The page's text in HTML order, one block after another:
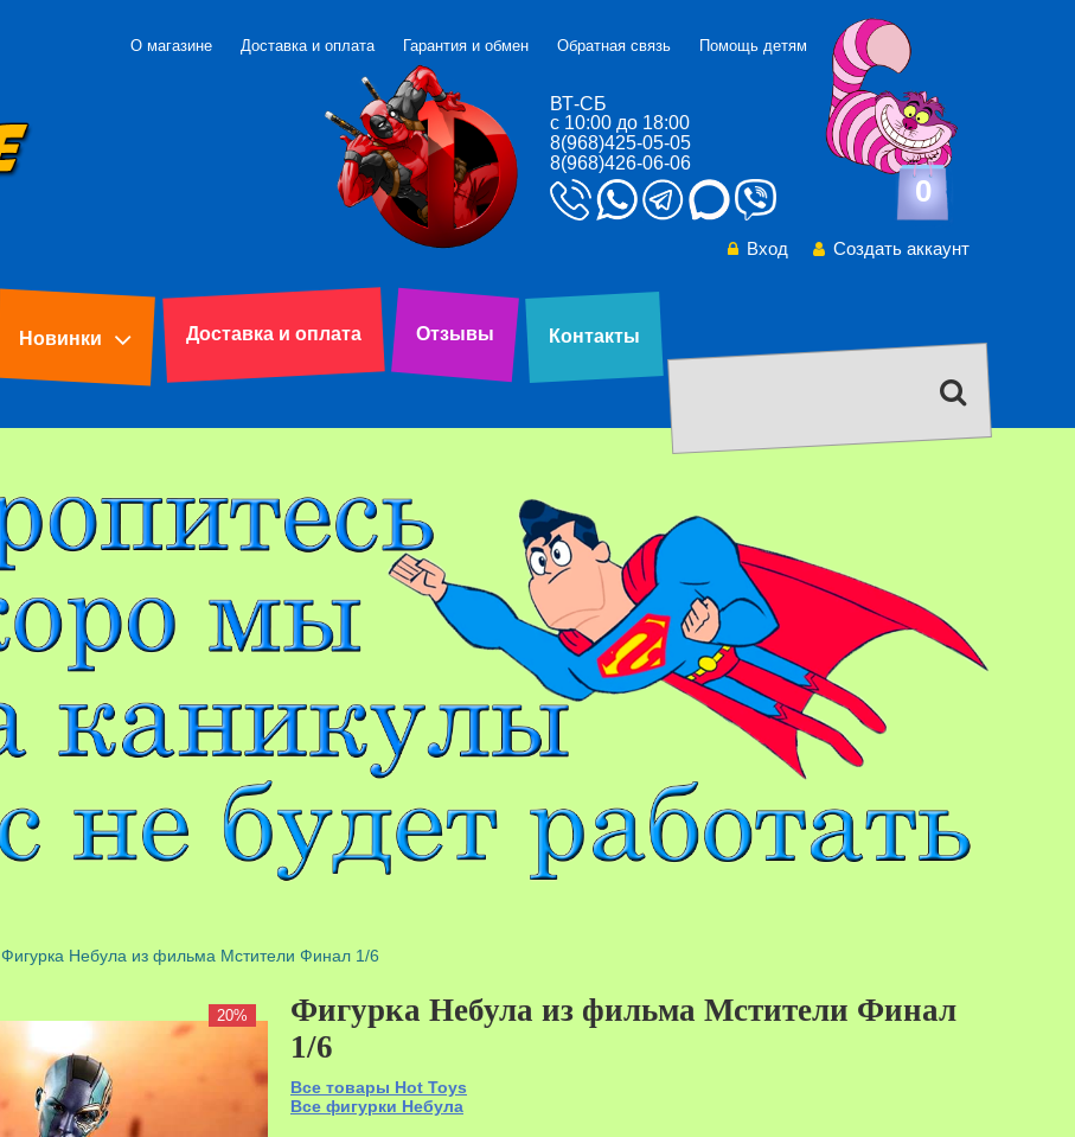
ВТ-СБ
с 10:00 до 18:00
8(968)425-05-05
8(968)426-06-06
О магазине Доставка и оплата Гарантия и обмен Обратная связь Помощь детям
0
Вход Создать аккаунт
Новинки Доставка и оплата Отзывы Контакты
Фигурка Небула из фильма Мстители Финал 1/6
20% 20%
Фигурка Небула из фильма Мстители Финал
1/6
Все товары Hot Toys
Все фигурки Небула